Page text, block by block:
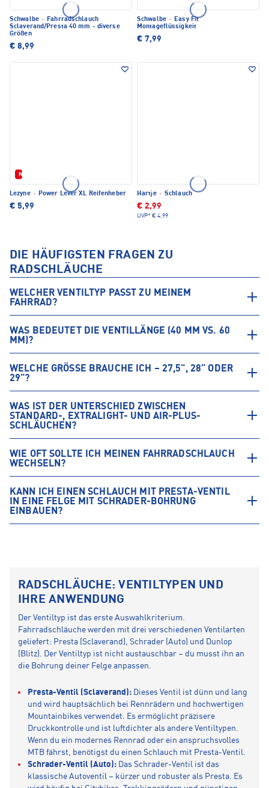
Schwalbe · Fahrradschlauch
Sclaverand/Presta 40 mm - diverse
Größen
€ 8,99
Schwalbe · Easy Fit
Montageflüssigkeit
€ 7,99
Neu
Lezyne · Power Lever XL Reifenheber
€ 5,99
Hartje · Schlauch
€ 2,99
UVP* € 4,99
DIE HÄUFIGSTEN FRAGEN ZU
RADSCHLÄUCHE
WELCHER VENTILTYP PASST ZU MEINEM
FAHRRAD?
WAS BEDEUTET DIE VENTILLÄNGE (40 MM VS. 60
MM)?
WELCHE GRÖSSE BRAUCHE ICH – 27,5", 28" ODER 2
9"?
WAS IST DER UNTERSCHIED ZWISCHEN
STANDARD-, EXTRALIGHT- UND AIR-PLUS-
SCHLÄUCHEN?
WIE OFT SOLLTE ICH MEINEN FAHRRADSCHLAUCH
WECHSELN?
KANN ICH EINEN SCHLAUCH MIT PRESTA-VENTIL
IN EINE FELGE MIT SCHRADER-BOHRUNG
EINBAUEN?
RADSCHLÄUCHE: VENTILTYPEN UND
IHRE ANWENDUNG
Der Ventiltyp ist das erste Auswahlkriterium.
Fahrradschläuche werden mit drei verschiedenen Ventilarten
geliefert: Presta (Sclaverand), Schrader (Auto) und Dunlop
(Blitz). Der Ventiltyp ist nicht austauschbar – du musst ihn an
die Bohrung deiner Felge anpassen.
Presta-Ventil (Sclaverand): Dieses Ventil ist dünn und lang
und wird hauptsächlich bei Rennrädern und hochwertigen
Mountainbikes verwendet. Es ermöglicht präzisere
Druckkontrolle und ist luftdichter als andere Ventiltypen.
Wenn du ein modernes Rennrad oder ein anspruchsvolles
MTB fährst, benötigst du einen Schlauch mit Presta-Ventil.
Schrader-Ventil (Auto): Das Schrader-Ventil ist das
klassische Autoventil – kürzer und robuster als Presta. Es